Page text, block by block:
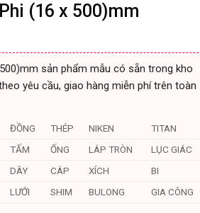
(16 x 500)mm
sản phẩm mẫu có sẵn trong kho
yêu cầu, giao hàng miễn phí trên toàn
ĐỒNG THÉP NIKEN
TITAN
TẤM ỐNG LÁP TRÒN
LỤC GIÁC
DÂY CÁP XÍCH
BI
LƯỚI SHIM BULONG GIA CÔNG